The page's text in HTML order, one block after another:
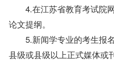
4.在江苏省教育考试院
论文提纲。
5.新闻学专业的考生报
县级或县级以上正式媒体或